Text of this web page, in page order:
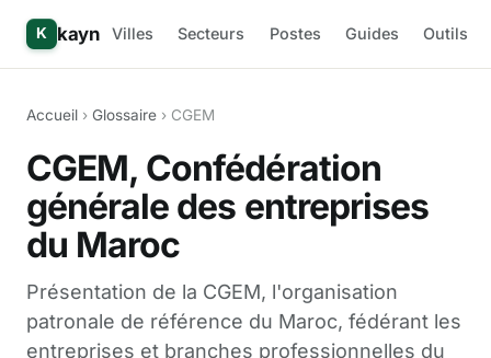
K kayn Villes Secteurs Postes Guides Outils
Accueil › Glossaire › CGEM
CGEM, Confédération
générale des entreprises
du Maroc
Présentation de la CGEM, l'organisation
patronale de référence du Maroc, fédérant les
entreprises et branches professionnelles du